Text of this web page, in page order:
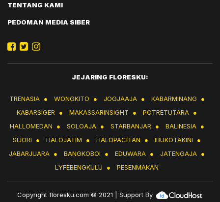
TENTANG KAMI
PEDOMAN MEDIA SIBER
JEJARING FLORESKU:
TRENASIA ● WONGKITO ● JOGJAAJA ● KABARMINANG
●
KABARSIGER ● MAKASSARINSIGHT ● POTRETUTARA ●
HALLOMEDAN
● SOLOAJA ● STARBANJAR ● BALINESIA ●
SIJORI
● HALOJATIM ● HALOPACITAN ● IBUKOTAKINI
●
JABARJUARA ● BANGKOBOI ● EDUWARA ● JATENGAJA ●
LYFEBENGKULU
● PESENMAKAN
Copyrightfloresku.com © 2021 | Support By